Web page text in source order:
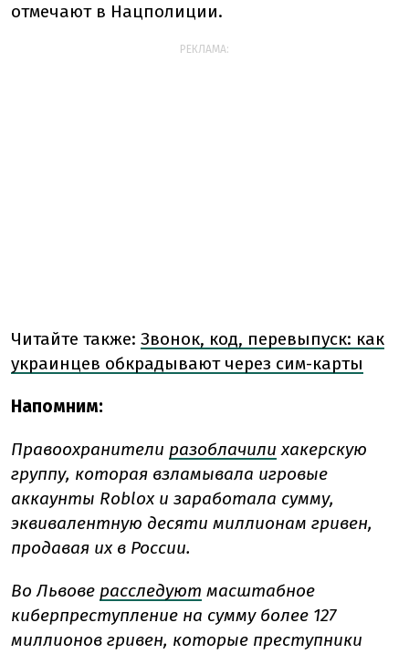
отмечают в Нацполиции.
РЕКЛАМА:
Читайте также: Звонок, код, перевыпуск: как
украинцев обкрадывают через сим-карты
Напомним:
Правоохранители разоблачили хакерскую
группу, которая взламывала игровые
аккаунты Roblox и заработала сумму,
эквивалентную десяти миллионам гривен,
продавая их в России.
Во Львове расследуют масштабное
киберпреступление на сумму более 127
миллионов гривен, которые преступники